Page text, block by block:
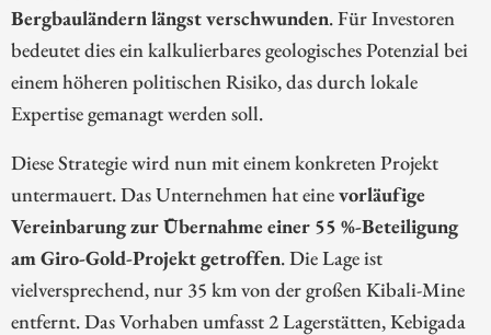
Bergbauländern längst verschwunden. Für Investoren
bedeutet dies ein kalkulierbares geologisches Potenzial bei
einem höheren politischen Risiko, das durch lokale
Expertise gemanagt werden soll.
Diese Strategie wird nun mit einem konkreten Projekt
untermauert. Das Unternehmen hat einevorläufige
Vereinbarung zur Übernahme einer 55 %-Beteiligung
am Giro-Gold-Projekt getroffen. Die Lage ist
vielversprechend, nur 35 km von der großen Kibali-Mine
entfernt. Das Vorhaben umfasst 2 Lagerstätten, Kebigada